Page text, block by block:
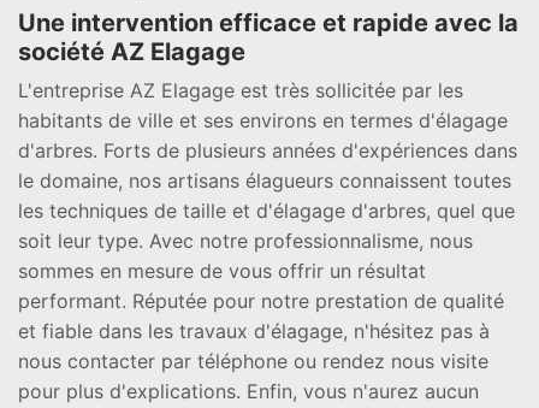
Une intervention efficace et rapide avec la
société AZ Elagage
L'entreprise AZ Elagage est très sollicitée par les
habitants de ville et ses environs en termes d'élagage
d'arbres. Forts de plusieurs années d'expériences dans
le domaine, nos artisans élagueurs connaissent toutes
les techniques de taille et d'élagage d'arbres, quel que
soit leur type. Avec notre professionnalisme, nous
sommes en mesure de vous offrir un résultat
performant. Réputée pour notre prestation de qualité
et fiable dans les travaux d'élagage, n'hésitez pas à
nous contacter par téléphone ou rendez nous visite
pour plus d'explications. Enfin, vous n'aurez aucun